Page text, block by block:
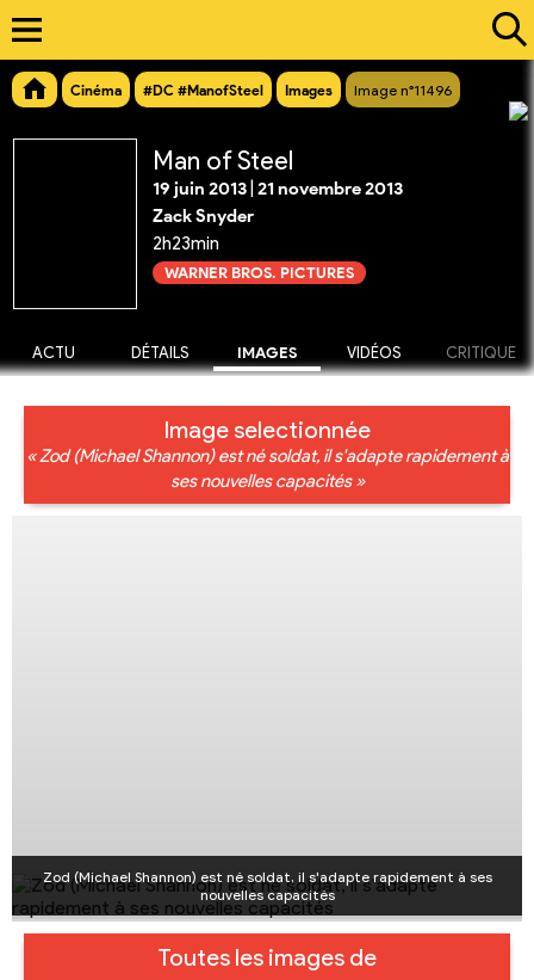
Cinéma #DC #ManofSteel Images Image n°11496
Man of Steel
19 juin 2013 21 novembre 2013
Zack Snyder
2h23min
WARNER BROS. PICTURES
ACTU DÉTAILS IMAGES VIDÉOS CRITIQUE
Image selectionnée
« Zod (Michael Shannon) est né soldat, il s'adapte rapidement à
ses nouvelles capacités »
Zod (Michael Shannon) est né soldat, il s'adapte rapidement à ses
nouvelles capacités
Toutes les images de